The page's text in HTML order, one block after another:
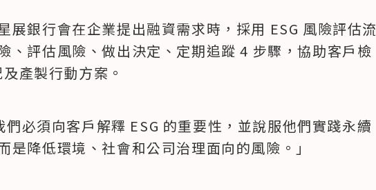
展銀行會在企業提出融資需求時，採用 ESG 風險評估流
、評估風險、做出決定、定期追蹤 4 步驟，協助客戶檢
產製行動方案。
必須向客戶解釋 ESG 的重要性，並說服他們實踐永續
是降低環境、社會和公司治理面向的風險。」